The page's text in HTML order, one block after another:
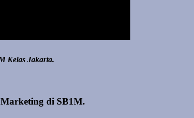
Kelas Jakarta.
di SB1M.